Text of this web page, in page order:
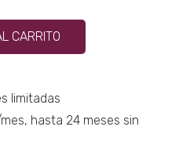
limitadas
hasta 24 meses sin
CARRITO